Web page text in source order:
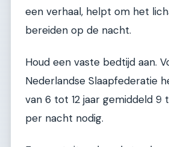
een verhaal, helpt om het
bereiden op de nacht.
Houd een vaste bedtijd aan.
Nederlandse Slaapfederatie
van 6 tot 12 jaar gemiddeld 9
per nacht nodig.